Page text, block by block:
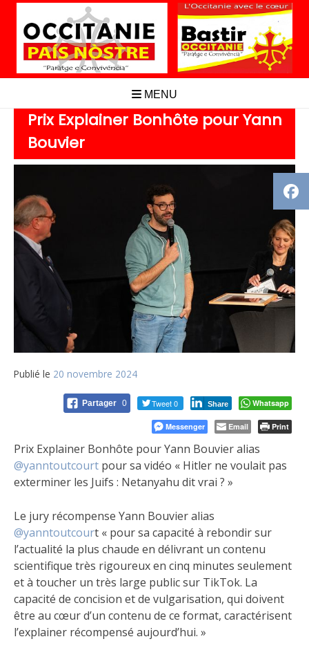
Aller
contenu
MENU
Prix Explainer Bonhôte pour Yann
Bouvier
Publié le 20 novembre 2024
Partager 0 Tweet 0 Share Whatsapp
Messenger Email Print
Prix Explainer Bonhôte pour Yann Bouvier alias
@yanntoutcourt pour sa vidéo « Hitler ne voulait pas
exterminer les Juifs : Netanyahu dit vrai ? »
Le jury récompense Yann Bouvier alias
@yanntoutcourt « pour sa capacité à rebondir sur
l’actualité la plus chaude en délivrant un contenu
scientifique très rigoureux en cinq minutes seulement
et à toucher un très large public sur TikTok. La
capacité de concision et de vulgarisation, qui doivent
être au cœur d’un contenu de ce format, caractérisent
l’explainer récompensé aujourd’hui. »